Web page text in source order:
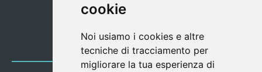
cookie
Noi usiamo i cookies e altre
tecniche di tracciamento per
migliorare la tua esperienza di